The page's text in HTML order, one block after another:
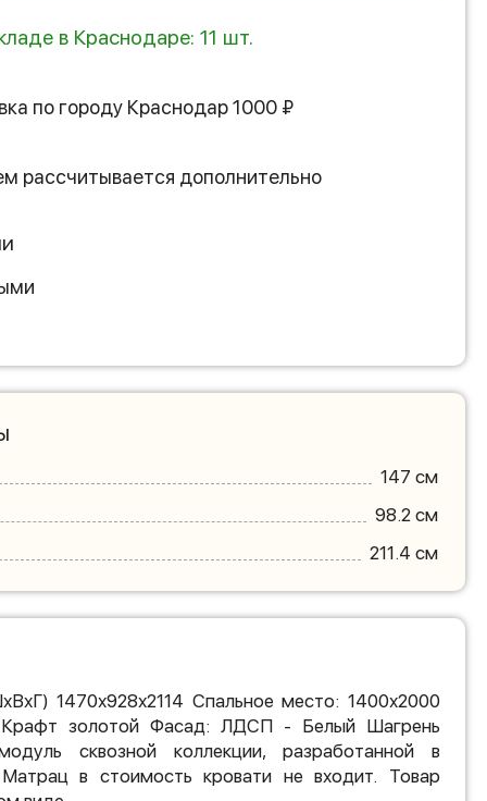
в Краснодаре: 11 шт.
по городу Краснодар 1000 ₽
рассчитывается дополнительно
147 см
98.2 см
211.4 см
1470х928х2114 Спальное место: 1400х2000
золотой Фасад: ЛДСП - Белый Шагрень
сквозной коллекции, разработанной в
Матрац в стоимость кровати не входит. Товар